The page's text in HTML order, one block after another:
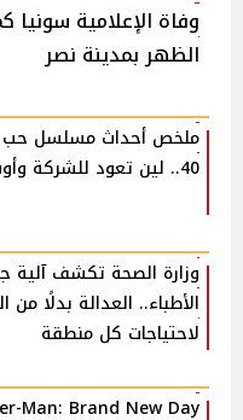
وفاة الإعلامية سونيا
الظهر بمدينة نصر
ملخص أحداث مسلسل حب
40.. لين تعود للشركة وأوس في صدمة
وزارة الصحة تكشف آلية
الأطباء.. العدالة بدلًا من
لاحتياجات كل منطقة